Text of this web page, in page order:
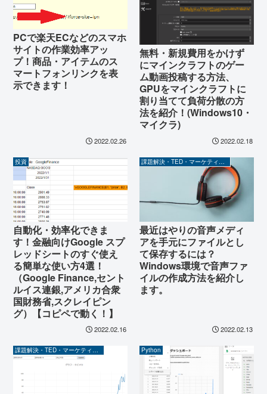
PCで楽天ECなどのスマホ
サイトの作業効率アッ
プ！商品・アイテムのス
マートフォンリンクを表
示できます！
2022.02.26
無料・新規費用をかけず
にマインクラフトのゲー
ム動画投稿する方法、
GPUをマインクラフトに
割り当てて負荷分散の方
法を紹介！(Windows10・
マイクラ)
2022.02.18
投資
自動化・効率化できま
す！金融向けGoogle スプ
レッドシートのすぐ使え
る簡単な使い方4選！
（Google Finance,セント
ルイス連銀,アメリカ合衆
国財務省,スクレイピン
グ）【コピペで動く！】
2022.02.16
課題解決・TED・マーケティング関係
最近はやりの音声メディ
アを手元にファイルとし
て保存するには？
Windows環境で音声ファ
イルの作成方法を紹介し
ます。
2022.02.13
課題解決・TED・マーケティング関係 Python